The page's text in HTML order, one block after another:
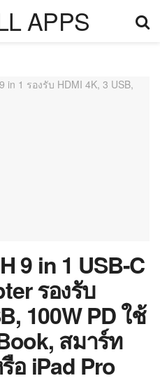
9 in 1 USB-C
รองรับ
100W PD ใช้
สมาร์ท
อ iPad Pro